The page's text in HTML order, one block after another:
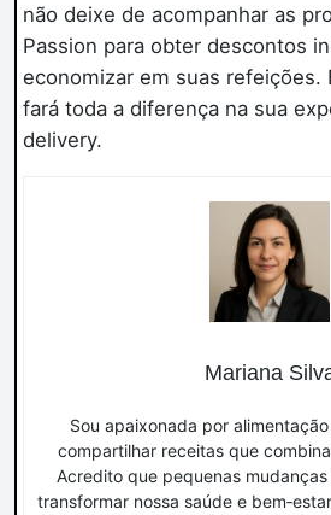
não deixe de acompanhar as
Passion para obter descontos
economizar em suas refeições.
fará toda a diferença na sua
delivery.
Mariana
Sou apaixonada por
compartilhar receitas que
Acredito que pequenas
transformar nossa saúde e